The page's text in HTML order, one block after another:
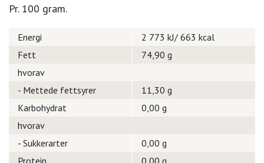
Pr. 100 gram.
Energi
2 773 kJ/ 663 kcal
Fett
74,90 g
hvorav
- Mettede fettsyrer
11,30 g
Karbohydrat
0,00 g
hvorav
- Sukkerarter
0,00 g
Protein
0,00 g